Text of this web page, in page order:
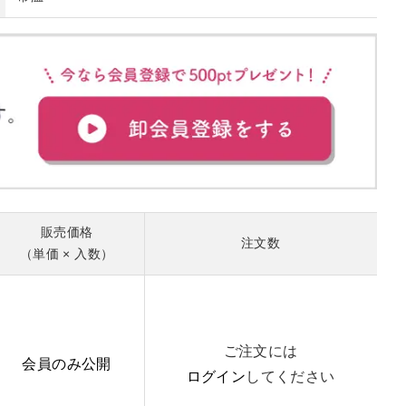
販売価格
（単価 × 入数）
注文数
会員のみ公開
ご注文には
ログイン してください